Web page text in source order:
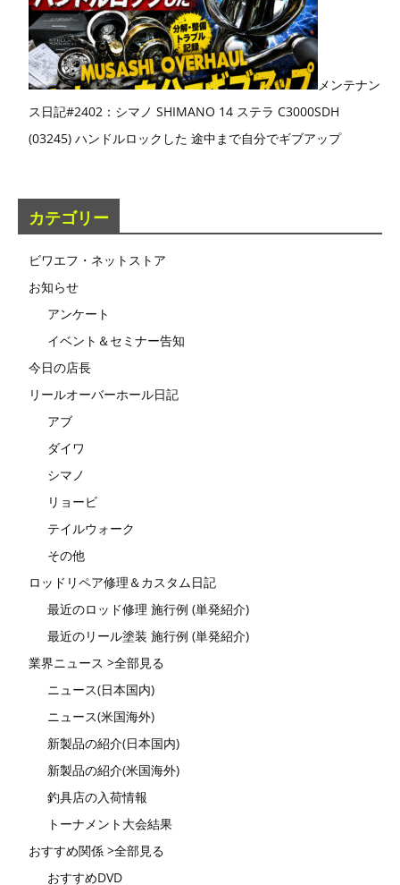
メンテナン
ス日記#2402：シマノ SHIMANO 14 ステラ C3000SDH
(03245) ハンドルロックした 途中まで自分でギブアップ
カテゴリー
ビワエフ・ネットストア
お知らせ
アンケート
イベント＆セミナー告知
今日の店長
リールオーバーホール日記
アブ
ダイワ
シマノ
リョービ
テイルウォーク
その他
ロッドリペア修理＆カスタム日記
最近のロッド修理 施行例 (単発紹介)
最近のリール塗装 施行例 (単発紹介)
業界ニュース >全部見る
ニュース(日本国内)
ニュース(米国海外)
新製品の紹介(日本国内)
新製品の紹介(米国海外)
釣具店の入荷情報
トーナメント大会結果
おすすめ関係 >全部見る
おすすめDVD